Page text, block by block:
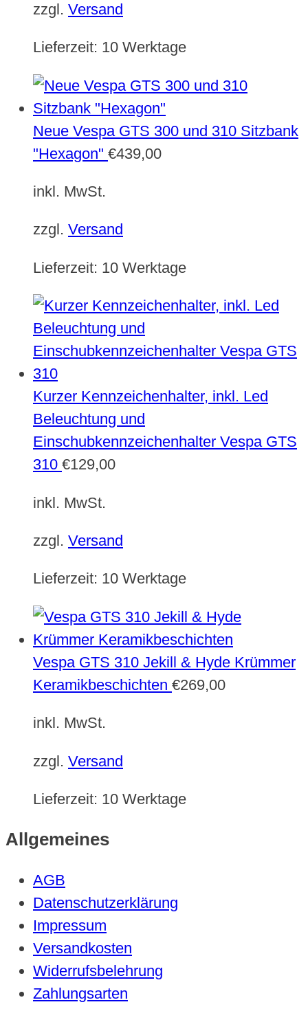
zzgl. Versand
Lieferzeit: 10 Werktage
Neue Vespa GTS 300 und 310 Sitzbank
"Hexagon" €439,00
inkl. MwSt.
zzgl. Versand
Lieferzeit: 10 Werktage
Kurzer Kennzeichenhalter, inkl. Led
Beleuchtung und
Einschubkennzeichenhalter Vespa GTS
310 €129,00
inkl. MwSt.
zzgl. Versand
Lieferzeit: 10 Werktage
Vespa GTS 310 Jekill & Hyde Krümmer
Keramikbeschichten €269,00
inkl. MwSt.
zzgl. Versand
Lieferzeit: 10 Werktage
Allgemeines
AGB
Datenschutzerklärung
Impressum
Versandkosten
Widerrufsbelehrung
Zahlungsarten